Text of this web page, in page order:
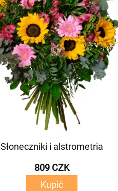
Słoneczniki i alstrometria
809 CZK
Kupić